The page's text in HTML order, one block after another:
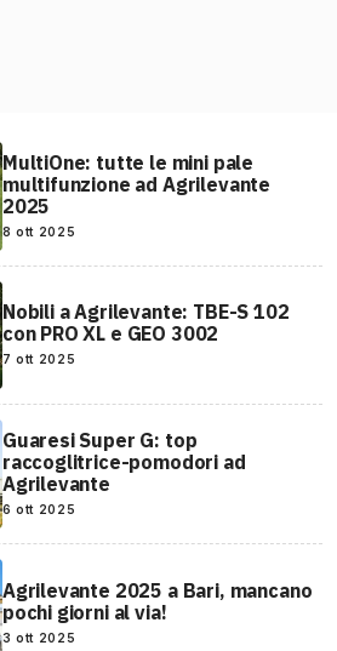
MultiOne: tutte le mini pale
multifunzione ad Agrilevante
2025
8 ott 2025
Nobili a Agrilevante: TBE-S 102
con PRO XL e GEO 3002
7 ott 2025
Guaresi Super G: top
raccoglitrice-pomodori ad
Agrilevante
6 ott 2025
Agrilevante 2025 a Bari, mancano
pochi giorni al via!
3 ott 2025